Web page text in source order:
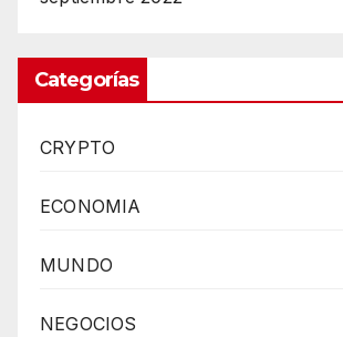
Categorías
CRYPTO
ECONOMIA
MUNDO
NEGOCIOS